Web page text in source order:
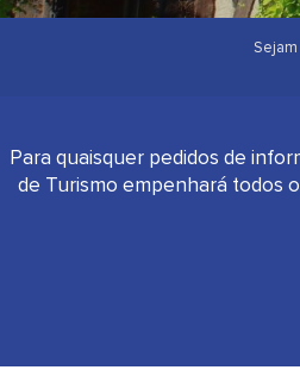
Para quaisquer pedidos de
de Turismo empenhará todos